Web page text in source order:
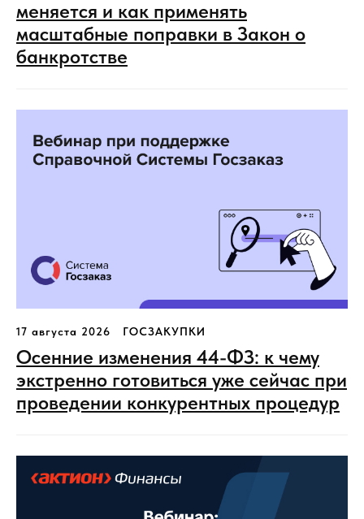
меняется и как применять
масштабные поправки в Закон о
банкротстве
17 августа 2026 ГОСЗАКУПКИ
Осенние изменения 44-ФЗ: к чему
экстренно готовиться уже сейчас при
проведении конкурентных процедур